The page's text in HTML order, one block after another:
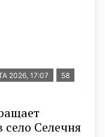
2026, 17:07 58
Селечня